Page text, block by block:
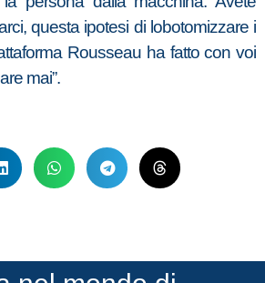
questa ipotesi di lobotomizzare i
Rousseau ha fatto con voi
mai”.